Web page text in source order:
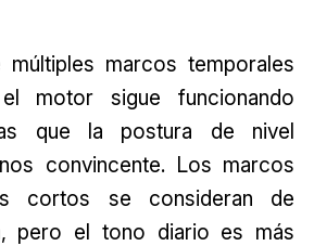
marcos temporales
motor sigue funcionando
que la postura de nivel
convincente. Los marcos
cortos se consideran de
pero el tono diario es más